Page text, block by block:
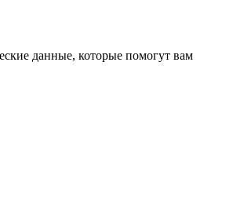
данные, которые помогут вам